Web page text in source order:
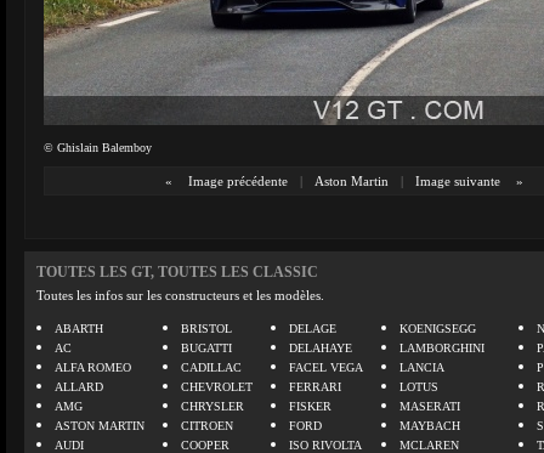
© Ghislain Balemboy
« Image précédente | Aston Martin | Image suivante »
TOUTES LES GT, TOUTES LES CLASSIC
Toutes les infos sur les constructeurs et les modèles.
ABARTH
AC
ALFA ROMEO
ALLARD
AMG
ASTON MARTIN
AUDI
BRISTOL
BUGATTI
CADILLAC
CHEVROLET
CHRYSLER
CITROEN
COOPER
DELAGE
DELAHAYE
FACEL VEGA
FERRARI
FISKER
FORD
ISO RIVOLTA
KOENIGSEGG
LAMBORGHINI
LANCIA
LOTUS
MASERATI
MAYBACH
MCLAREN